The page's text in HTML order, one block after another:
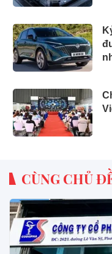
CÙNG CHỦ